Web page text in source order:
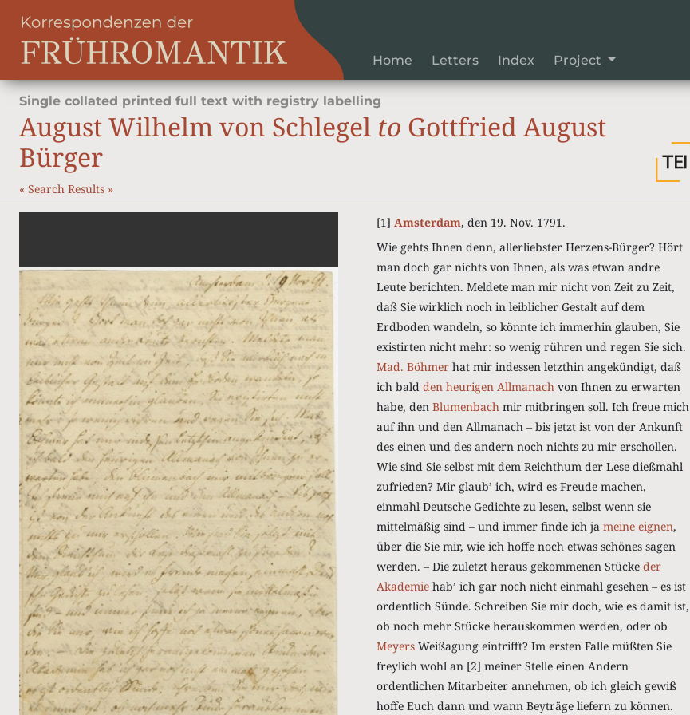
Home Letters Index Project
Single collated printed full text with registry labelling
August Wilhelm von Schlegel to Gottfried August
Bürger
« Search Results »
[1] Amsterdam, den 19. Nov. 1791.
Wie gehts Ihnen denn, allerliebster Herzens-Bürger? Hört
man doch gar nichts von Ihnen, als was etwan andre
Leute berichten. Meldete man mir nicht von Zeit zu Zeit,
daß Sie wirklich noch in leiblicher Gestalt auf dem
Erdboden wandeln, so könnte ich immerhin glauben, Sie
existirten nicht mehr: so wenig rühren und regen Sie sich.
Mad. Böhmerhat mir indessen letzthin angekündigt, daß
ich bald den heurigen Allmanachvon Ihnen zu erwarten
habe, den Blumenbachmir mitbringen soll. Ich freue mich
auf ihn und den Allmanach ‒ bis jetzt ist von der Ankunft
des einen und des andern noch nichts zu mir erschollen.
Wie sind Sie selbst mit dem Reichthum der Lese dießmahl
zufrieden? Mir glaubʼ ich, wird es Freude machen,
einmahl Deutsche Gedichte zu lesen, selbst wenn sie
mittelmäßig sind – und immer finde ich ja meine eignen,
über die Sie mir, wie ich hoffe noch etwas schönes sagen
werden. – Die zuletzt heraus gekommenen Stücke der
Akademiehabʼ ich gar noch nicht einmahl gesehen – es ist
ordentlich Sünde. Schreiben Sie mir doch, wie es damit ist,
ob noch mehr Stücke herauskommen werden, oder ob
MeyersWeißagung eintrifft? Im ersten Falle müßten Sie
freylich wohl an [2] meiner Stelle einen Andern
ordentlichen Mitarbeiter annehmen, ob ich gleich gewiß
hoffe Euch dann und wann Beyträge liefern zu können.